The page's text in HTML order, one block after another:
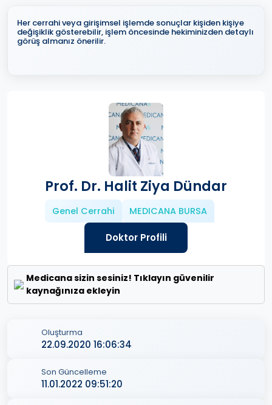
Her cerrahi veya girişimsel işlemde sonuçlar kişiden kişiye
değişiklik gösterebilir, işlem öncesinde hekiminizden detaylı
görüş almanız önerilir.
Prof. Dr. Halit Ziya Dündar
Genel Cerrahi MEDICANA BURSA
Doktor Profili
Medicana sizin sesiniz! Tıklayın güvenilir
kaynağınıza ekleyin
Oluşturma
22.09.2020 16:06:34
Son Güncelleme
11.01.2022 09:51:20